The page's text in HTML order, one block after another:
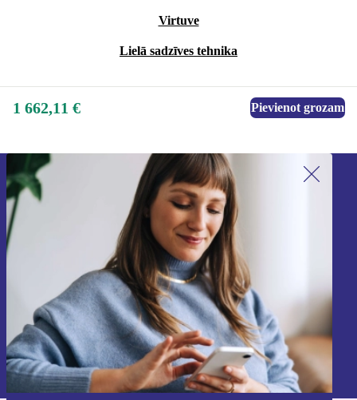
Virtuve
Lielā sadzīves tehnika
1 662,11 € Pievienot grozam
Piesakieties mūsu jaunumu
saņemšanai!
Nekad vairs nepalaidiet garām nevienu
piedāvājumu.
Reģistrēties
Informāciju par personas datu izmantošanu varat atrast mūsu
Privātuma politikā.